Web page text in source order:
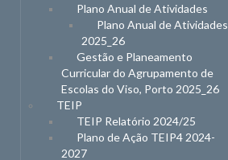
Plano Anual de Atividades
Plano Anual de Atividades
2025_26
Gestão e Planeamento
Curricular do Agrupamento de
Escolas do Viso, Porto 2025_26
TEIP
TEIP Relatório 2024/25
Plano de Ação TEIP4 2024-
2027